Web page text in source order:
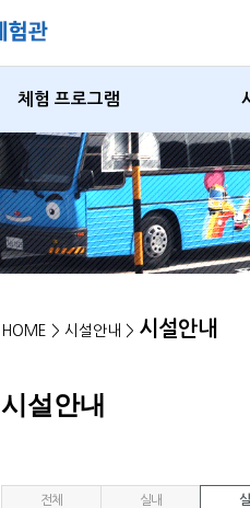
체험 프로그램
HOME > 시설안내 > 시설안내
시설안내
전체 실내